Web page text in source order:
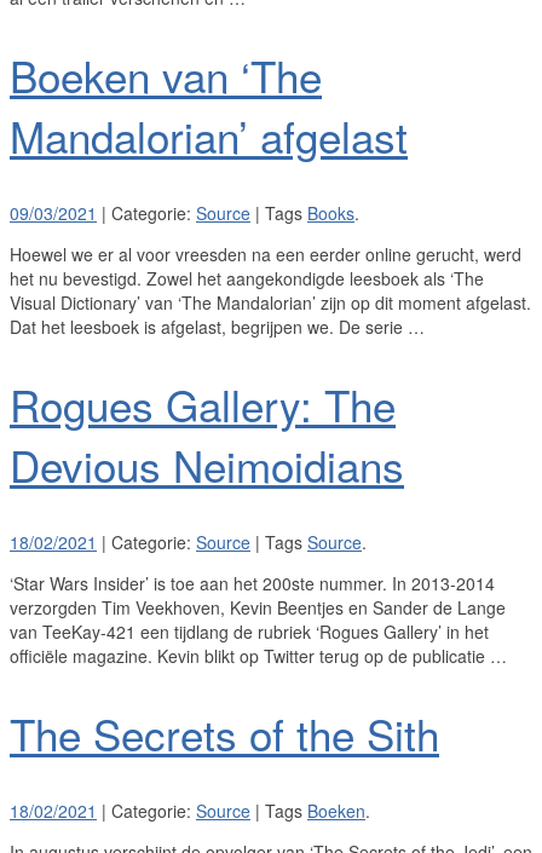
Boeken van ‘The
Mandalorian’ afgelast
09/03/2021 | Categorie: Source | Tags Books.
Hoewel we er al voor vreesden na een eerder online gerucht, werd
het nu bevestigd. Zowel het aangekondigde leesboek als ‘The
Visual Dictionary’ van ‘The Mandalorian’ zijn op dit moment afgelast.
Dat het leesboek is afgelast, begrijpen we. De serie …
Rogues Gallery: The
Devious Neimoidians
18/02/2021 | Categorie: Source | Tags Source.
‘Star Wars Insider’ is toe aan het 200ste nummer. In 2013-2014
verzorgden Tim Veekhoven, Kevin Beentjes en Sander de Lange
van TeeKay-421 een tijdlang de rubriek ‘Rogues Gallery’ in het
officiële magazine. Kevin blikt op Twitter terug op de publicatie …
The Secrets of the Sith
18/02/2021 | Categorie: Source | Tags Boeken.